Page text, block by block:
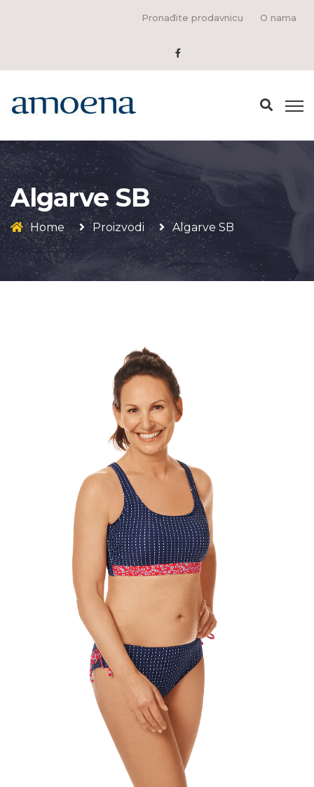
Pronađite prodavnicu O nama
Algarve SB
Home Proizvodi Algarve SB